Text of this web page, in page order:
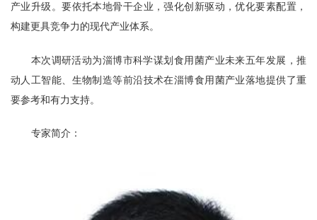
产业升级。要依托本地骨干企业，强化创新驱动，优化要素配置，
构建更具竞争力的现代产业体系。
本次调研活动为淄博市科学谋划食用菌产业未来五年发展，推
动人工智能、生物制造等前沿技术在淄博食用菌产业落地提供了重
要参考和有力支持。
专家简介：